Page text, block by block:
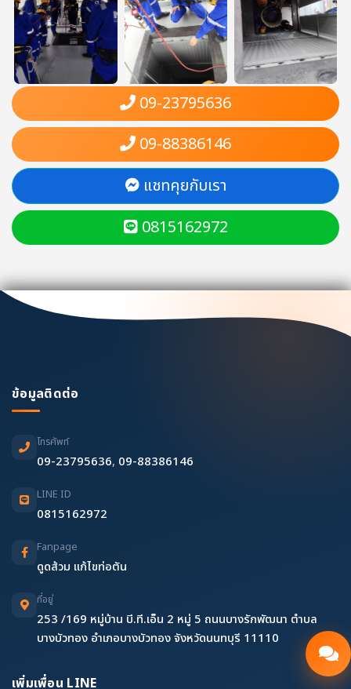
09-23795636
09-88386146
แชทคุยกับเรา
0815162972
ข้อมูลติดต่อ
โทรศัพท์
09-23795636, 09-88386146
LINE ID
0815162972
Fanpage
ดูดส้วม แก้ไขท่อตัน
ที่อยู่
253 /169 หมู่บ้าน บี.ที.เอ็น 2 หมู่ 5 ถนนบางรักพัฒนา ตำบล
บางบัวทอง อำเภอบางบัวทอง จังหวัดนนทบุรี 11110
เพิ่มเพื่อน LINE